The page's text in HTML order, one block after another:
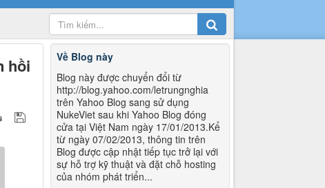
hồi
Về Blog này
Blog này được chuyển đổi từ
http://blog.yahoo.com/letrungnghia
trên Yahoo Blog sang sử dụng
NukeViet sau khi Yahoo Blog đóng
cửa tại Việt Nam ngày 17/01/2013.Kể
từ ngày 07/02/2013, thông tin trên
Blog được cập nhật tiếp tục trở lại với
sự hỗ trợ kỹ thuật và đặt chỗ hosting
của nhóm phát triển...